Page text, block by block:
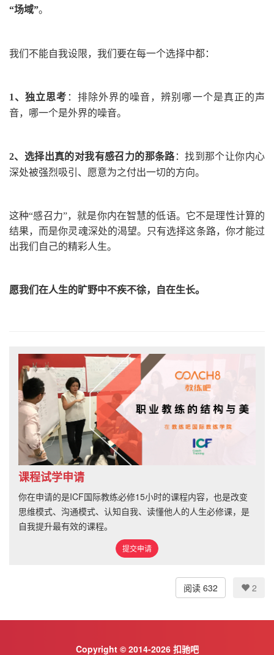
“场域”。
我们不能自我设限，我们要在每一个选择中都：
1、独立思考 ： 排除外界的噪音，辨别哪一个是真正的声
音，哪一个是外界的噪音。
2、 选择出真的对我有感召力的那条路：找到那个让你内心
深处被强烈吸引、愿意为之付出一切的方向。
这种“感召力”，就是你内在智慧的低语。它不是理性计算的
结果，而是你灵魂深处的渴望。只有选择这条路，你才能过
出我们自己的精彩人生。
愿我们在人生的旷野中不疾不徐，自在生长。
课程试学申请
你在申请的是ICF国际教练必修15小时的课程内容，也是改变
思维模式、沟通模式、认知自我、读懂他人的人生必修课，是
自我提升最有效的课程。
提交申请
阅读 632 2
Copyright © 2014-2026 扣驰吧